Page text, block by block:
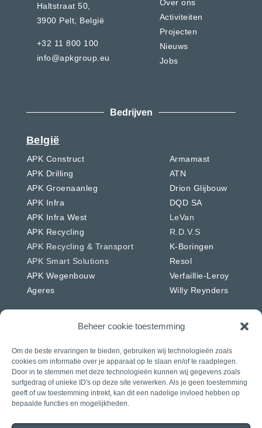
Beheer cookie toestemming
Om de beste ervaringen te bieden, gebruiken wij technologieën zoals
cookies om informatie over je apparaat op te slaan en/of te raadplegen.
Door in te stemmen met deze technologieën kunnen wij gegevens zoals
surfgedrag of unieke ID's op deze site verwerken. Als je geen toestemming
geeft of uw toestemming intrekt, kan dit een nadelige invloed hebben op
bepaalde functies en mogelijkheden.
Haltstraat 50,
3900 Pelt, België
+32 11 800 100
info@apkgroup.eu
Over ons
Activiteiten
Projecten
Nieuws
Jobs
Bedrijven
België
APK Construct
APK Drilling
APK Groenaanleg
APK Infra
APK Infra West
APK Recycling
APK Recycling & Transport
APK Smart Solutions
APK Wegenbouw
Ageres
Armamast
ATN
Drion Glijbouw
DQD SA
LeVan
R.D.V.S
K-Boringen
Resol
Verfaillie-Leroy
Willy Reynders
Nederland
APK Energie & Water
APK Telecom
APK Wegenbouw
Duitsland
RSW
Westkabel